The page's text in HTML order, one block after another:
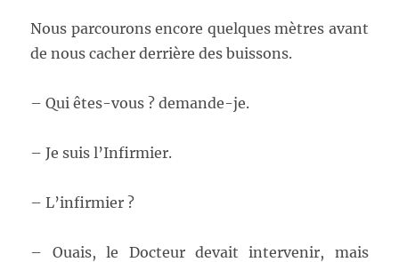
Nous parcourons encore quelques mètres avant
de nous cacher derrière des buissons.
– Qui êtes-vous ? demande-je.
– Je suis l’Infirmier.
– L’infirmier ?
– Ouais, le Docteur devait intervenir, mais